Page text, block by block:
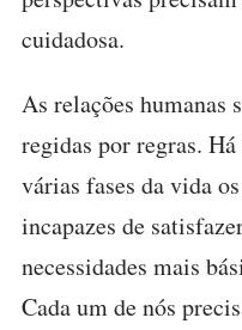
cuidadosa.
As relações humanas
regidas por regras.
várias fases da vida
incapazes de
necessidades mais
Cada um de nós